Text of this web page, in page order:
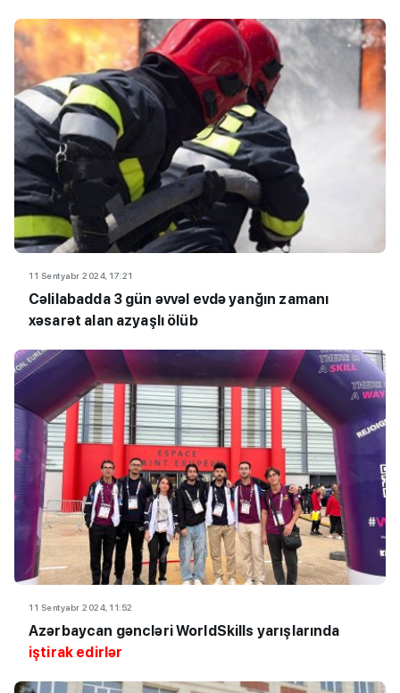
11 Sentyabr 2024, 17:21
Cəlilabadda 3 gün əvvəl evdə yanğın zamanı
xəsarət alan azyaşlı ölüb
11 Sentyabr 2024, 11:52
Azərbaycan gəncləri WorldSkills yarışlarında
iştirak edirlər